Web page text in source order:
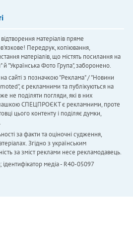
матеріалів пряме
Передрук, копіювання,
матеріалів, що містять посилання на
й "Українська Фото Група", заборонено.
сайті з позначкою "Реклама" / "Новини
є рекламними та публікуються на
не поділяти погляди, які в них
СПЕЦПРОЄКТ є рекламними, проте
цього контенту і поділяє думки,
за факти та оціночні судження,
Згідно з українським
за зміст реклами несе рекламодавець.
ідентифікатор медіа - R40-05097